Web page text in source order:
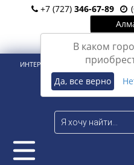
+7 (727) 346-67-89
В каком
Да, все верно
Вход
ИНТЕРНЕТ-МАГАЗИН ДЛЯ